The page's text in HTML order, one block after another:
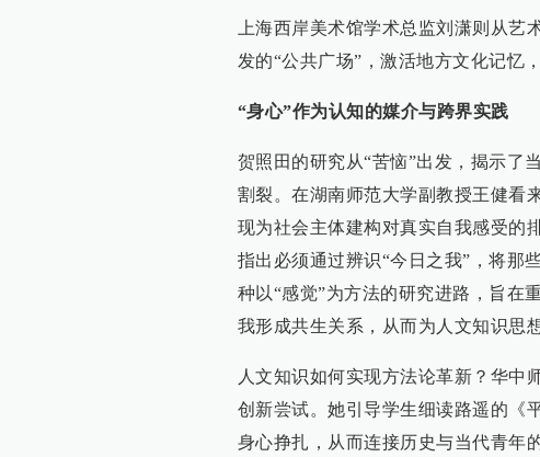
上海西岸美术馆学术总监刘潇则从
发的“公共广场”，激活地方文化记忆
“身心”作为认知的媒介与跨界实践
贺照田的研究从“苦恼”出发，揭示了
割裂。在湖南师范大学副教授王健看
现为社会主体建构对真实自我感受的
指出必须通过辨识“今日之我”，将那
种以“感觉”为方法的研究进路，旨在
我形成共生关系，从而为人文知识思
人文知识如何实现方法论革新？华中
创新尝试。她引导学生细读路遥的《
身心挣扎，从而连接历史与当代青年